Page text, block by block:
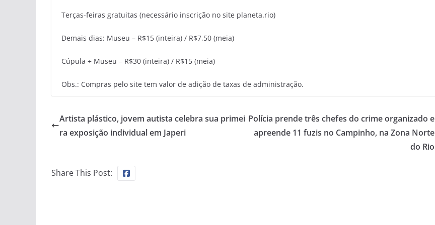
Terças-feiras gratuitas (necessário inscrição no site planeta.rio)
Demais dias: Museu – R$15 (inteira) / R$7,50 (meia)
Cúpula + Museu – R$30 (inteira) / R$15 (meia)
Obs.: Compras pelo site tem valor de adição de taxas de administração.
Artista plástico, jovem autista celebra sua primei
ra exposição individual em Japeri
Polícia prende três chefes do crime organizado e
apreende 11 fuzis no Campinho, na Zona Norte
do Rio
Share This Post: